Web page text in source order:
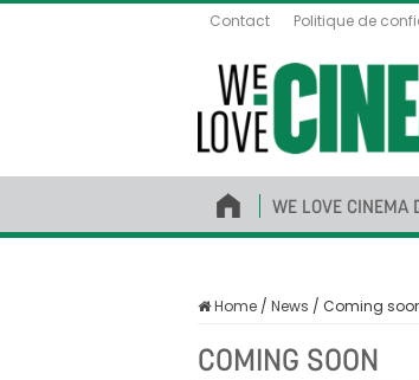
Contact Politique de
WE LOVE CINEMA
Home / News / Coming
COMING SOON